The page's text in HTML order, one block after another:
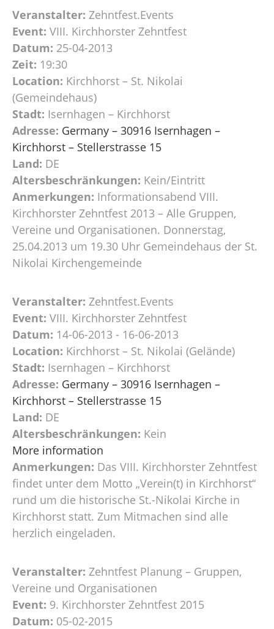
Veranstalter: Zehntfest.Events
Event: VIII. Kirchhorster Zehntfest
Datum: 25-04-2013
Zeit: 19:30
Location: Kirchhorst – St. Nikolai
(Gemeindehaus)
Stadt: Isernhagen – Kirchhorst
Adresse: Germany – 30916 Isernhagen –
Kirchhorst – Stellerstrasse 15
Land: DE
Altersbeschränkungen: Kein/Eintritt
Anmerkungen: Informationsabend VIII.
Kirchhorster Zehntfest 2013 – Alle Gruppen,
Vereine und Organisationen. Donnerstag,
25.04.2013 um 19.30 Uhr Gemeindehaus der St.
Nikolai Kirchengemeinde
Veranstalter: Zehntfest.Events
Event: VIII. Kirchhorster Zehntfest
Datum: 14-06-2013 - 16-06-2013
Location: Kirchhorst – St. Nikolai (Gelände)
Stadt: Isernhagen – Kirchhorst
Adresse: Germany – 30916 Isernhagen –
Kirchhorst – Stellerstrasse 15
Land: DE
Altersbeschränkungen: Kein
More information
Anmerkungen: Das VIII. Kirchhorster Zehntfest
findet unter dem Motto „Verein(t) in Kirchhorst“
rund um die historische St.-Nikolai Kirche in
Kirchhorst statt. Zum Mitmachen sind alle
herzlich eingeladen.
Veranstalter: Zehntfest Planung – Gruppen,
Vereine und Organisationen
Event: 9. Kirchhorster Zehntfest 2015
Datum: 05-02-2015